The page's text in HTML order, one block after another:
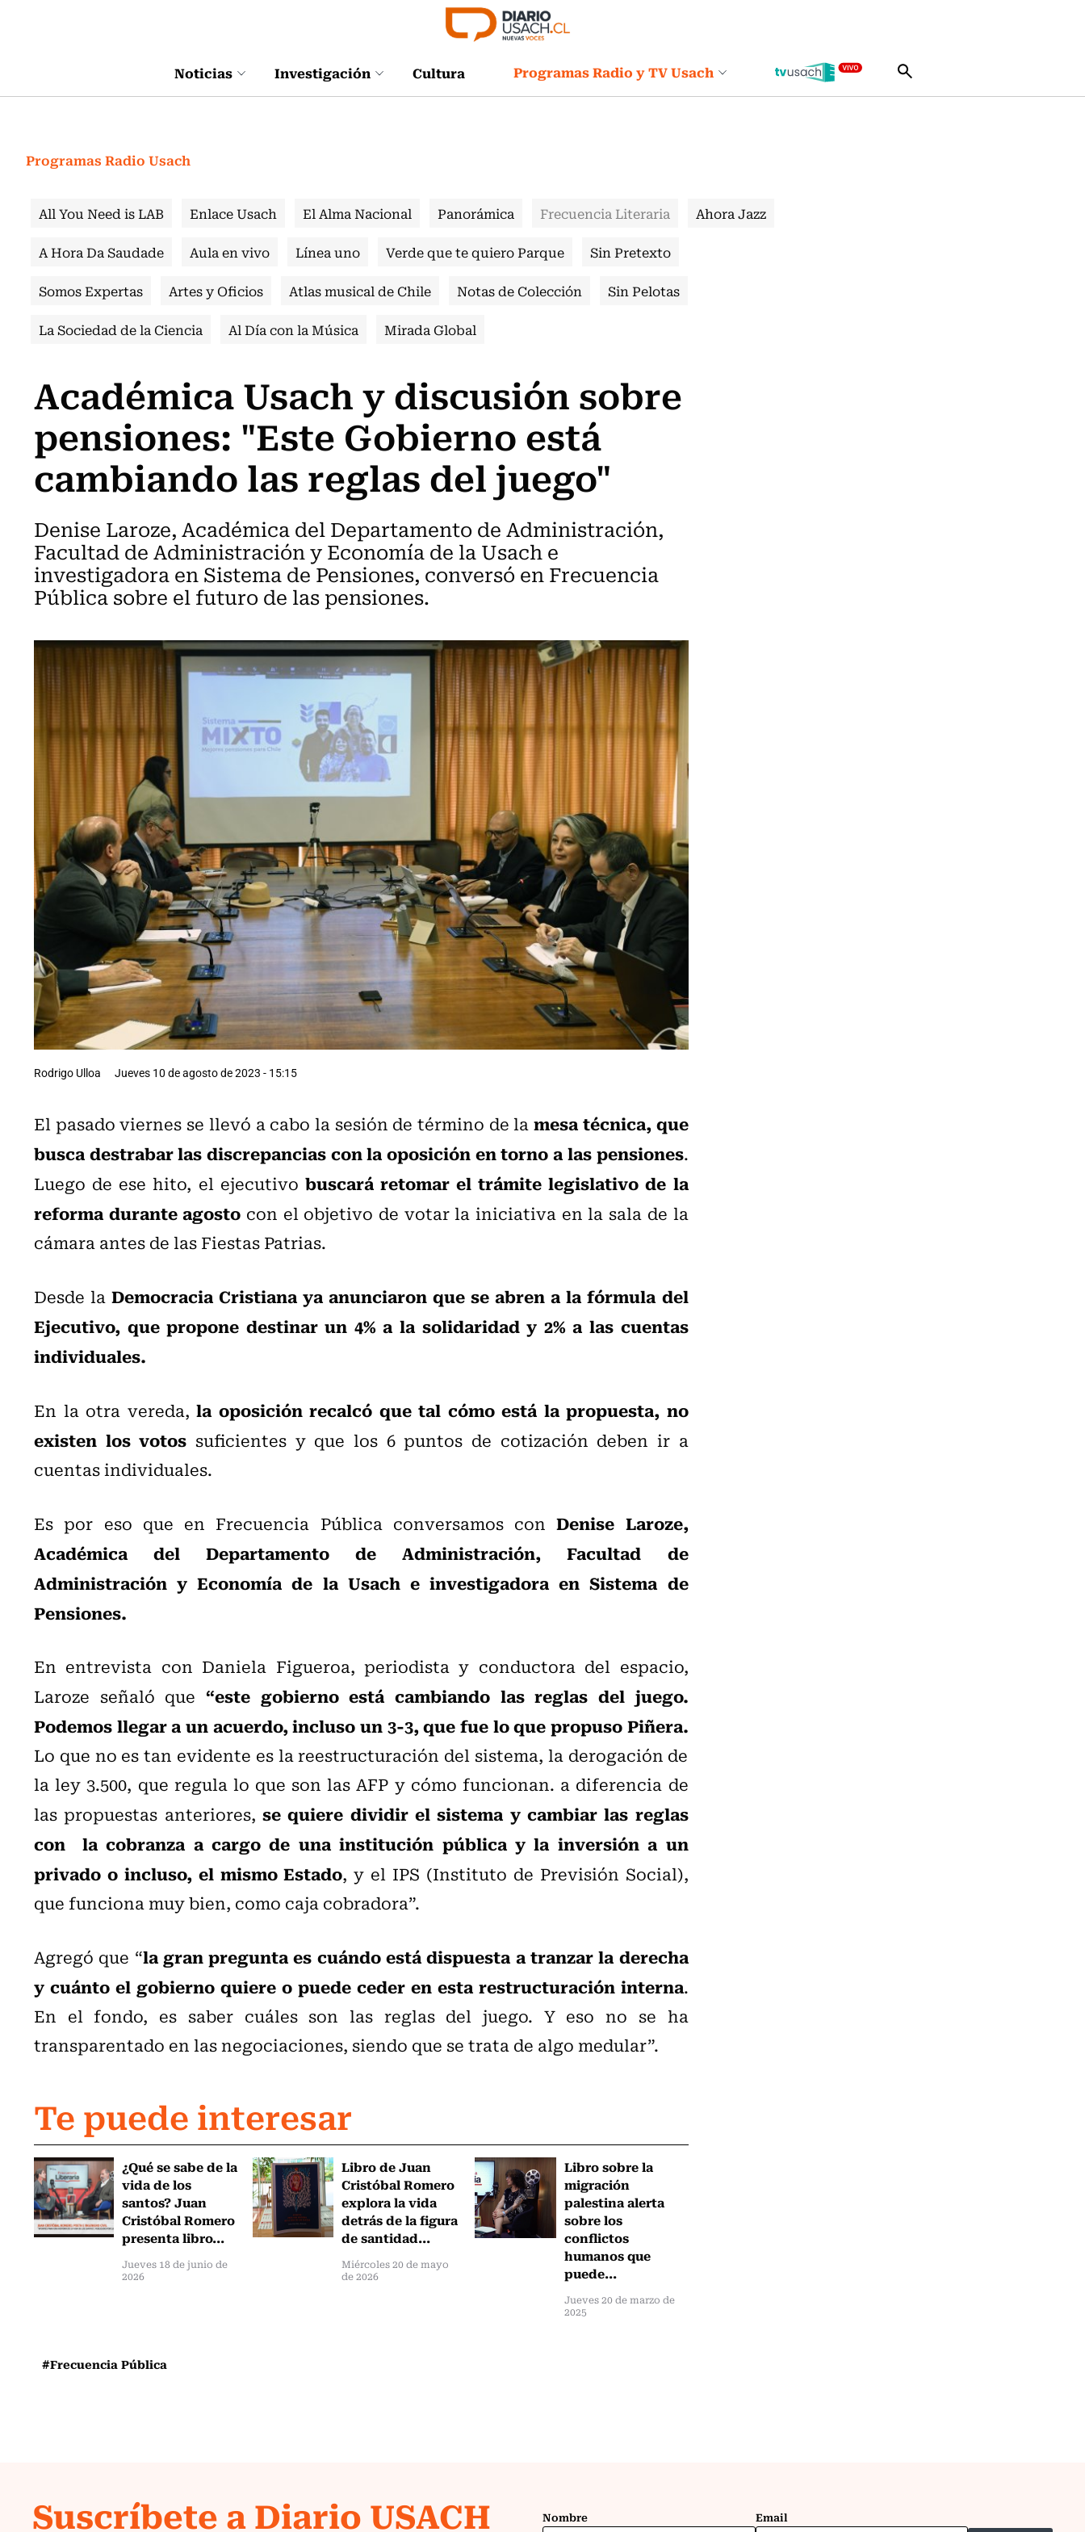
Noticias Investigación Cultura Programas Radio y TV Usach
Programas Radio Usach
All You Need is LAB Enlace Usach El Alma Nacional Panorámica Frecuencia Literaria
Ahora Jazz
A Hora Da Saudade
Aula en vivo Línea uno Verde que te quiero Parque
Sin Pretexto
Somos Expertas
Artes y Oficios Atlas musical de Chile Notas de Colección
Sin Pelotas
La Sociedad de la Ciencia
Al Día con la Música Mirada Global
Académica Usach y discusión sobre
pensiones: "Este Gobierno está
cambiando las reglas del juego"
Denise Laroze, Académica del Departamento de Administración,
Facultad de Administración y Economía de la Usach e
investigadora en Sistema de Pensiones, conversó en Frecuencia
Pública sobre el futuro de las pensiones.
Rodrigo Ulloa Jueves 10 de agosto de 2023 - 15:15
El pasado viernes se llevó a cabo la sesión de término de lamesa técnica, que
busca destrabar las discrepancias con la oposición en torno a las pensiones.
Luego de ese hito, el ejecutivo buscará retomar el trámite legislativo de la
reforma durante agosto con el objetivo de votar la iniciativa en la sala de la
cámara antes de las Fiestas Patrias.
Desde la Democracia Cristiana ya anunciaron que se abren a la fórmula del
Ejecutivo, que propone destinar un 4% a la solidaridad y 2% a las cuentas
individuales.
En la otra vereda, la oposición recalcó que tal cómo está la propuesta, no
existen los votos suficientes y que los 6 puntos de cotización deben ir a
cuentas individuales.
Es por eso que en Frecuencia Pública conversamos conDenise Laroze,
Académica del Departamento de Administración, Facultad de
Administración y Economía de la Usach e investigadora en Sistema de
Pensiones.
En entrevista con Daniela Figueroa, periodista y conductora del espacio,
Laroze señaló que “este gobierno está cambiando las reglas del juego.
Podemos llegar a un acuerdo, incluso un 3-3, que fue lo que propuso Piñera.
Lo que no es tan evidente es la reestructuración del sistema, la derogación de
la ley 3.500, que regula lo que son las AFP y cómo funcionan. a diferencia de
las propuestas anteriores, se quiere dividir el sistema y cambiar las reglas
con la cobranza a cargo de una institución pública y la inversión a un
privado o incluso, el mismo Estado, y el IPS (Instituto de Previsión Social),
que funciona muy bien, como caja cobradora”.
Agregó que “la gran pregunta es cuándo está dispuesta a tranzar la derecha
y cuánto el gobierno quiere o puede ceder en esta restructuración interna.
En el fondo, es saber cuáles son las reglas del juego. Y eso no se ha
transparentado en las negociaciones, siendo que se trata de algo medular”.
Te puede interesar
¿Qué se sabe de la
vida de los
santos? Juan
Cristóbal Romero
presenta libro...
Jueves 18 de junio de
2026
Libro de Juan
Cristóbal Romero
explora la vida
detrás de la figura
de santidad...
Miércoles 20 de mayo
de 2026
Libro sobre la
migración
palestina alerta
sobre los
conflictos
humanos que
puede...
Jueves 20 de marzo de
2025
#Frecuencia Pública